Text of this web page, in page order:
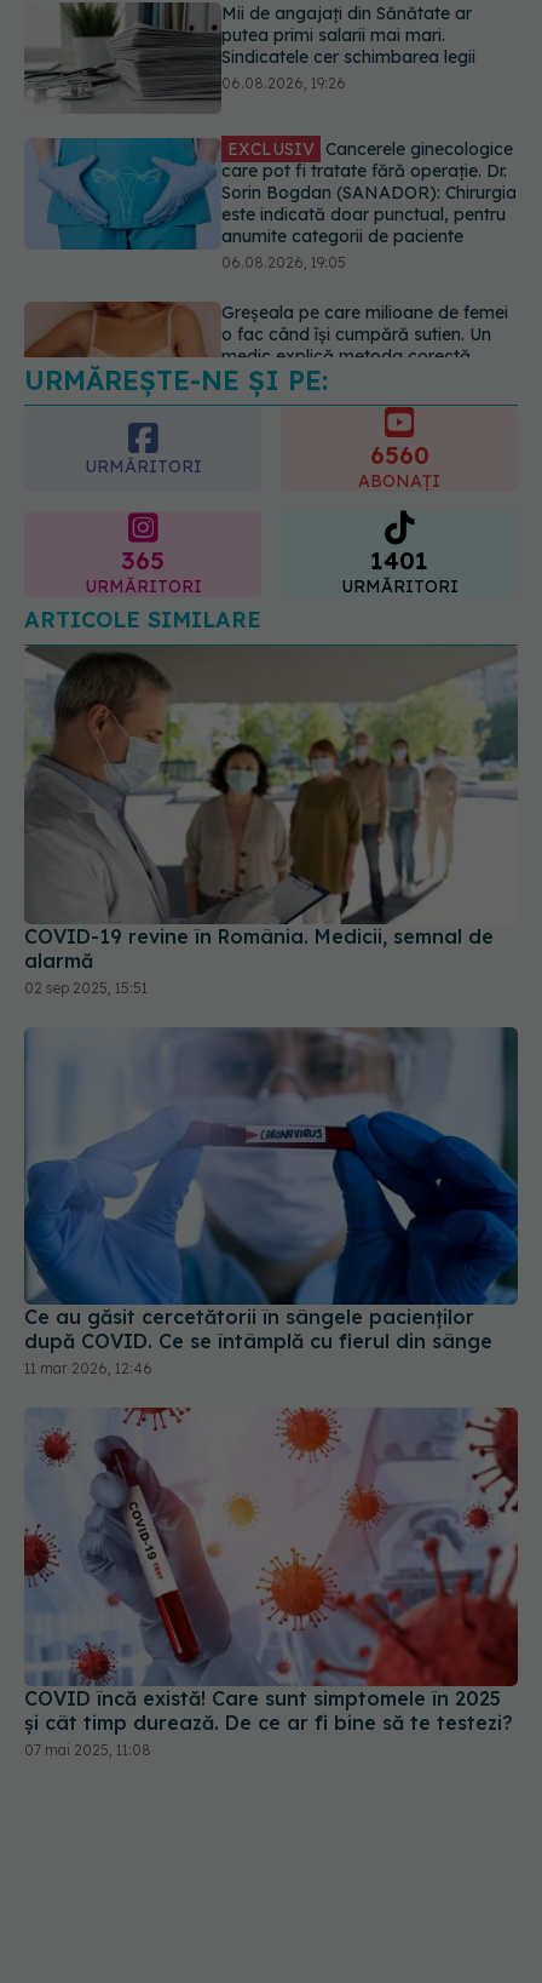
EXCLUSIV Cancerele ginecologice
care pot fi tratate fără operație. Dr.
Sorin Bogdan (SANADOR): Chirurgia
este indicată doar punctual, pentru
anumite categorii de paciente
Greșeala pe care milioane de femei
o fac când își cumpără sutien. Un
medic explică metoda corectă
06.08.2026, 18:08
EXCLUSIV De ce unele paciente
cu cancer de col uterin nu mai ajung
la operație. Dr. Sorin Bogdan
(SANADOR): Intervenția
chirurgicală, doar în situații
URMĂREȘTE-NE ȘI PE:
URMĂRITORI
365 1401
ARTICOLE SIMILARE
COVID-19 revine în România. Medicii, semnal de
02 sep 2025, 15:51
Ce au găsit cercetătorii în sângele pacienților
după COVID. Ce se întâmplă cu fierul din sânge
11 mar 2026, 12:46
COVID încă există! Care sunt simptomele în 2025
și cât timp durează. De ce ar fi bine să te testezi?
07 mai 2025, 11:08